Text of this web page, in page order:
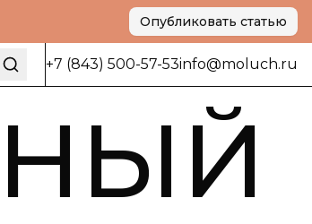
Опубликовать статью
+7 (843) 500-57-53info@moluch.ru